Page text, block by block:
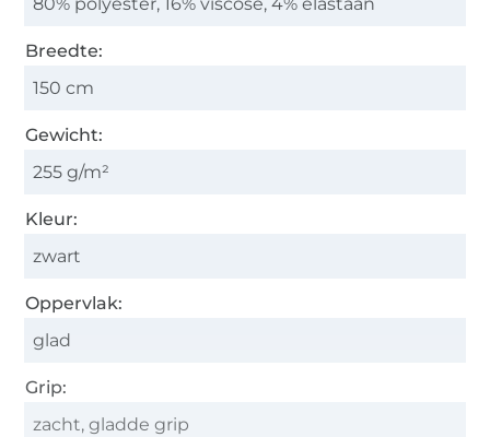
Breedte:
150 cm
Gewicht:
255 g/m²
Kleur:
zwart
Oppervlak:
glad
Grip:
zacht, gladde grip